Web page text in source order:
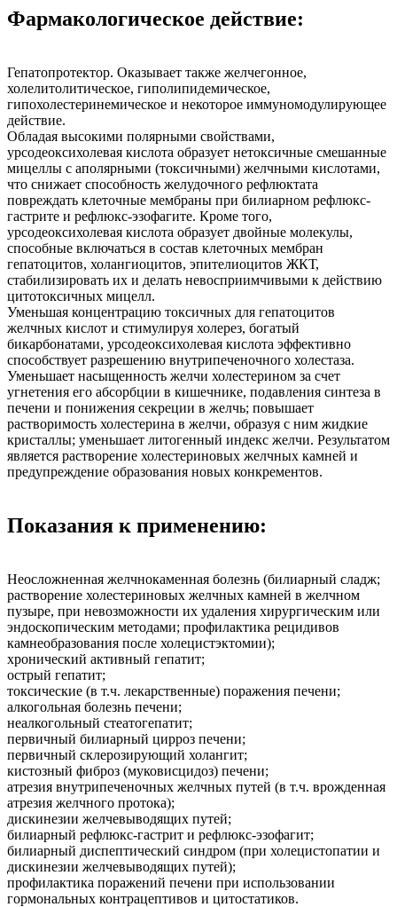
Фармакологическое действие:
Гепатопротектор. Оказывает также желчегонное,
холелитолитическое, гиполипидемическое,
гипохолестеринемическое и некоторое иммуномодулирующее
действие.
Обладая высокими полярными свойствами,
урсодеоксихолевая кислота образует нетоксичные смешанные
мицеллы с аполярными (токсичными) желчными кислотами,
что снижает способность желудочного рефлюктата
повреждать клеточные мембраны при билиарном рефлюкс-
гастрите и рефлюкс-эзофагите. Кроме того,
урсодеоксихолевая кислота образует двойные молекулы,
способные включаться в состав клеточных мембран
гепатоцитов, холангиоцитов, эпителиоцитов ЖКТ,
стабилизировать их и делать невосприимчивыми к действию
цитотоксичных мицелл.
Уменьшая концентрацию токсичных для гепатоцитов
желчных кислот и стимулируя холерез, богатый
бикарбонатами, урсодеоксихолевая кислота эффективно
способствует разрешению внутрипеченочного холестаза.
Уменьшает насыщенность желчи холестерином за счет
угнетения его абсорбции в кишечнике, подавления синтеза в
печени и понижения секреции в желчь; повышает
растворимость холестерина в желчи, образуя с ним жидкие
кристаллы; уменьшает литогенный индекс желчи. Результатом
является растворение холестериновых желчных камней и
предупреждение образования новых конкрементов.
Показания к применению:
Неосложненная желчнокаменная болезнь (билиарный сладж;
растворение холестериновых желчных камней в желчном
пузыре, при невозможности их удаления хирургическим или
эндоскопическим методами; профилактика рецидивов
камнеобразования после холецистэктомии);
хронический активный гепатит;
острый гепатит;
токсические (в т.ч. лекарственные) поражения печени;
алкогольная болезнь печени;
неалкогольный стеатогепатит;
первичный билиарный цирроз печени;
первичный склерозирующий холангит;
кистозный фиброз (муковисцидоз) печени;
атрезия внутрипеченочных желчных путей (в т.ч. врожденная
атрезия желчного протока);
дискинезии желчевыводящих путей;
билиарный рефлюкс-гастрит и рефлюкс-эзофагит;
билиарный диспептический синдром (при холецистопатии и
дискинезии желчевыводящих путей);
профилактика поражений печени при использовании
гормональных контрацептивов и цитостатиков.